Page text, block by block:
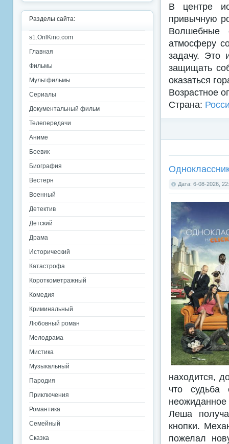
В центре
привычную
Волшебные
атмосферу
задачу. Это
защищать
оказаться
Возрастное
Страна:
Дата: 6-08-2026,
находится,
что судьба
Леша
кнопки.
пожелал
Разделы сайта:
s1.OnlKino.com
Главная
Фильмы
Мультфильмы
Сериалы
Документальный фильм
Телепередачи
Аниме
Боевик
Биография
Вестерн
Военный
Детектив
Детский
Драма
Исторический
Катастрофа
Короткометражный
Комедия
Криминальный
Любовный роман
Мелодрама
Мистика
Музыкальный
Пародия
Приключения
Романтика
Семейный
Сказка